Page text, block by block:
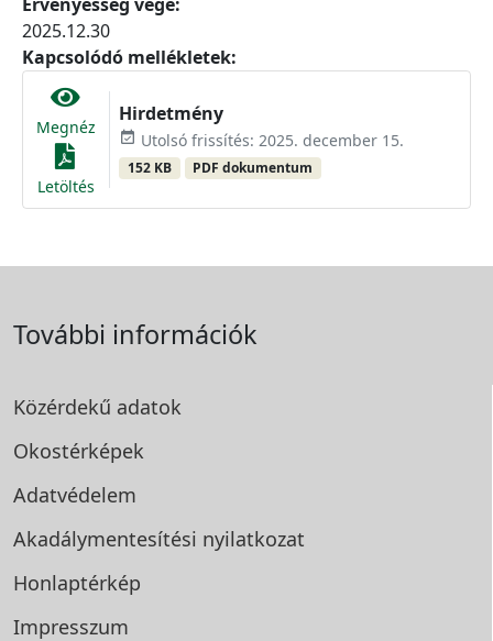
2025.12.30
Kapcsolódó mellékletek:
Megnéz
Letöltés
Hirdetmény
event_available Utolsó frissítés: 2025. december 15.
152 KB PDF dokumentum
További információk
Közérdekű adatok
Okostérképek
Adatvédelem
Akadálymentesítési nyilatkozat
Honlaptérkép
Impresszum